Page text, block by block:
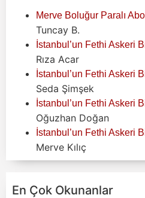
Merve Boluğur Paralı
Tuncay B.
İstanbul’un Fethi Askeri
Rıza Acar
İstanbul’un Fethi Askeri
Seda Şimşek
İstanbul’un Fethi Askeri
Oğuzhan Doğan
İstanbul’un Fethi Askeri
Merve Kılıç
En Çok Okunanlar